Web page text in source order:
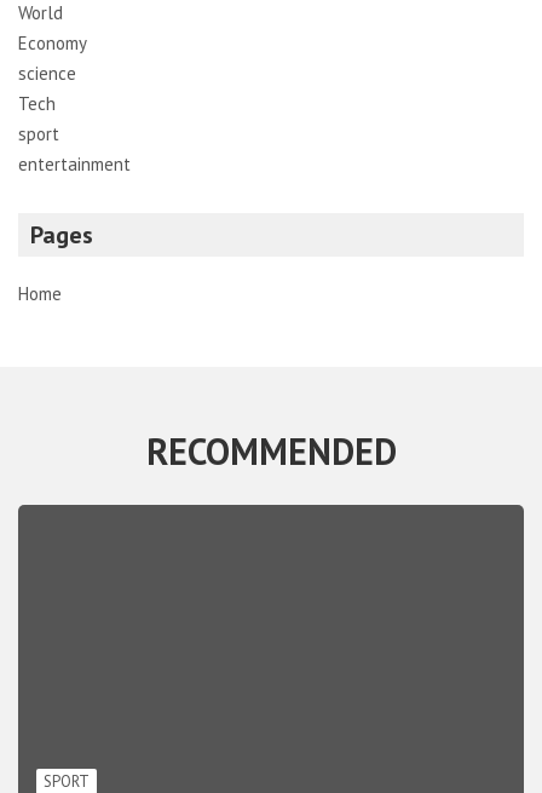
World
Economy
science
Tech
sport
entertainment
Pages
Home
RECOMMENDED
SPORT